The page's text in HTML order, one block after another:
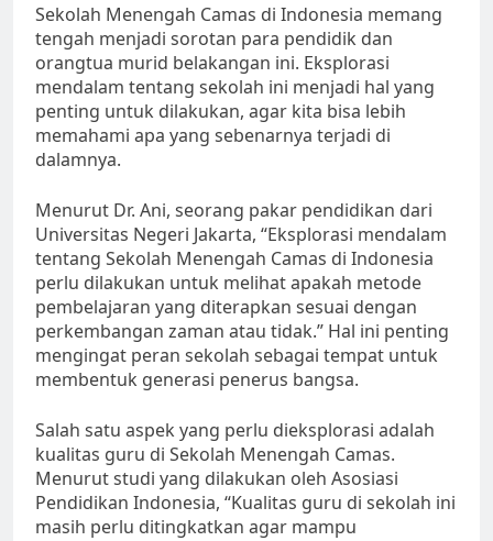
Sekolah Menengah Camas di Indonesia memang
tengah menjadi sorotan para pendidik dan
orangtua murid belakangan ini. Eksplorasi
mendalam tentang sekolah ini menjadi hal yang
penting untuk dilakukan, agar kita bisa lebih
memahami apa yang sebenarnya terjadi di
dalamnya.
Menurut Dr. Ani, seorang pakar pendidikan dari
Universitas Negeri Jakarta, “Eksplorasi mendalam
tentang Sekolah Menengah Camas di Indonesia
perlu dilakukan untuk melihat apakah metode
pembelajaran yang diterapkan sesuai dengan
perkembangan zaman atau tidak.” Hal ini penting
mengingat peran sekolah sebagai tempat untuk
membentuk generasi penerus bangsa.
Salah satu aspek yang perlu dieksplorasi adalah
kualitas guru di Sekolah Menengah Camas.
Menurut studi yang dilakukan oleh Asosiasi
Pendidikan Indonesia, “Kualitas guru di sekolah ini
masih perlu ditingkatkan agar mampu